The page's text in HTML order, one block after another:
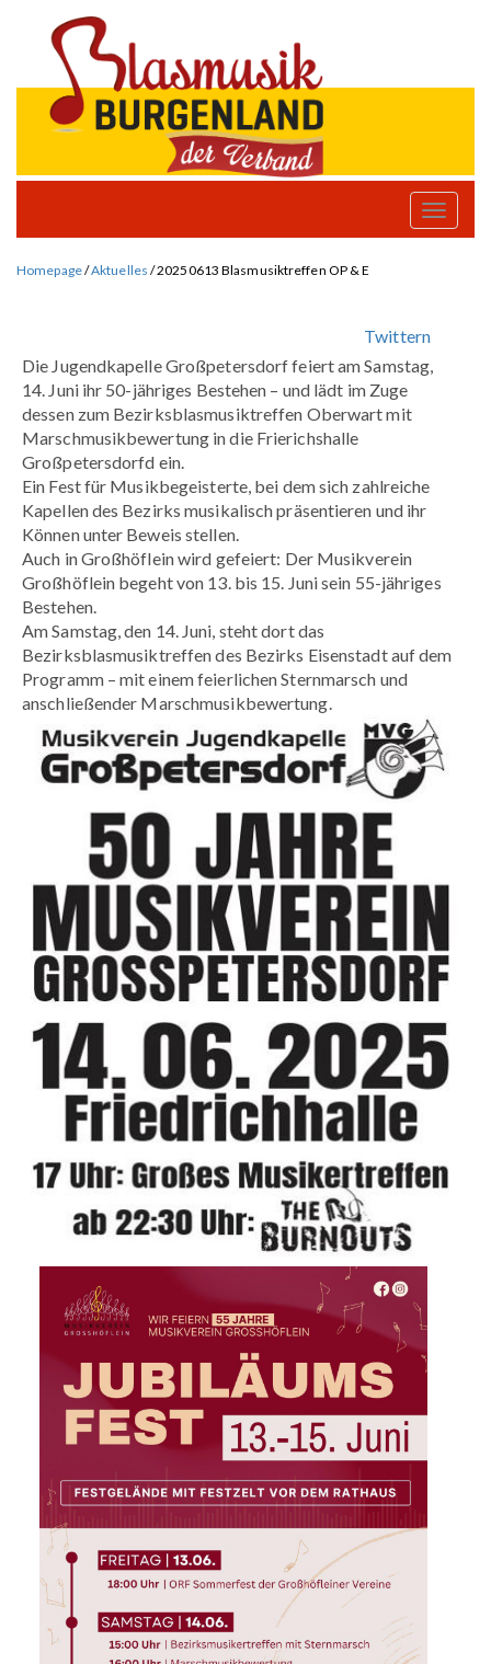
Toggle
Homepage/Aktuelles /20250613 Blasmusiktreffen OP & E
Twittern
Die Jugendkapelle Großpetersdorf feiert am Samstag,
14. Juni ihr 50-jähriges Bestehen – und lädt im Zuge
dessen zum Bezirksblasmusiktreffen Oberwart mit
Marschmusikbewertung in die Frierichshalle
Großpetersdorfd ein.
Ein Fest für Musikbegeisterte, bei dem sich zahlreiche
Kapellen des Bezirks musikalisch präsentieren und ihr
Können unter Beweis stellen.
Auch in Großhöflein wird gefeiert: Der Musikverein
Großhöflein begeht von 13. bis 15. Juni sein 55-jähriges
Bestehen.
Am Samstag, den 14. Juni, steht dort das
Bezirksblasmusiktreffen des Bezirks Eisenstadt auf dem
Programm – mit einem feierlichen Sternmarsch und
anschließender Marschmusikbewertung.